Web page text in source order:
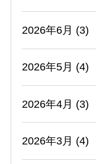
2026年6月 (3)
2026年5月 (4)
2026年4月 (3)
2026年3月 (4)